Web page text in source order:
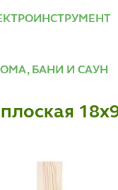
БАНИ И САУН